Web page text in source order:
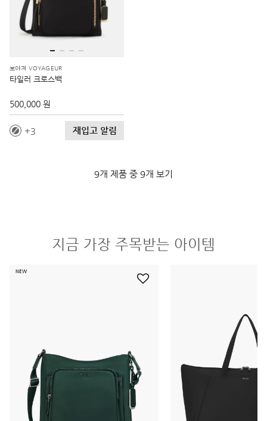
보야져 VOYAGEUR
타일러 크로스백
500,000 원
3 재입고 알림
9개 제품 중 9개 보기
지금 가장 주목받는 아이템
NEW